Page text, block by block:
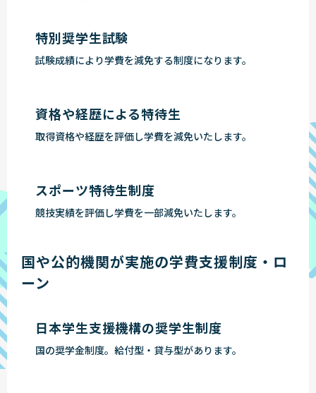
特別奨学生試験
試験成績により学費を減免する制度になります。
資格や経歴による特待生
取得資格や経歴を評価し学費を減免いたします。
スポーツ特待生制度
競技実績を評価し学費を一部減免いたします。
国や公的機関が実施の学費支援制度・ロ
ーン
日本学生支援機構の奨学生制度
国の奨学金制度。給付型・貸与型があります。